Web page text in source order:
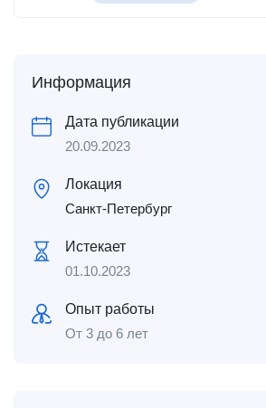
Информация
Дата публикации
20.09.2023
Локация
Санкт-Петербург
Истекает
01.10.2023
Опыт работы
От 3 до 6 лет